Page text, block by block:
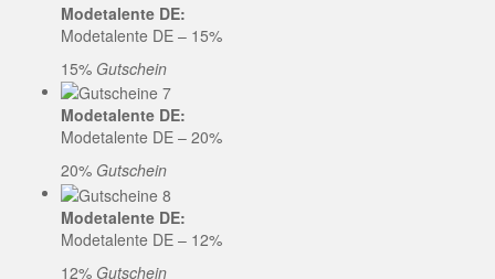
Modetalente DE:
Modetalente DE – 15%
15% Gutschein
Modetalente DE:
Modetalente DE – 20%
20% Gutschein
Modetalente DE:
Modetalente DE – 12%
12% Gutschein